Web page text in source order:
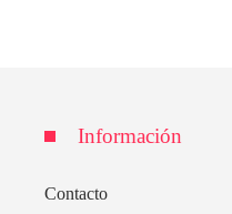
Información
Contacto